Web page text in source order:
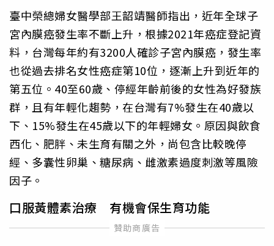
臺中榮總婦女醫學部王韶靖醫師指出，近年全球子
宮內膜癌發生率不斷上升，根據2021年癌症登記資
料，台灣每年約有3200人確診子宮內膜癌，發生率
也從過去排名女性癌症第10位，逐漸上升到近年的
第五位。40至60歲、停經年齡前後的女性為好發族
群，且有年輕化趨勢，在台灣有7%發生在40歲以
下、15%發生在45歲以下的年輕婦女。原因與飲食
西化、肥胖、未生育有關之外，尚包含比較晚停
經、多囊性卵巢、糖尿病、雌激素過度刺激等風險
因子。
口服黃體素治療 有機會保生育功能